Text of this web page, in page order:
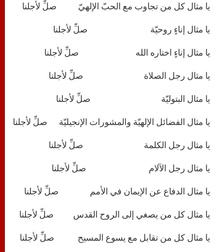
يا مثال كل من تجاوب مع الحبّ الإلهيّ صلِّ لأجلنا
يا مثال إناءٍ روحيّة صلِّ لأجلنا
يا مثال إناءٍ اختاره الله صلِّ لأجلنا
يا مثال رجل الصلاة صلِّ لأجلنا
يا مثال البتوليّة صلِّ لأجلنا
يا مثال الفضائل الإلهيّة والمشورات الإنجيليّة صلِّ لأجلنا
يا مثال رجل الكلمة صلِّ لأجلنا
يا مثال رجل الآلام صلِّ لأجلنا
يا مثال الدفاع عن الإيمان في الأمم صلِّ لأجلنا
يا مثال كل من يصغي إلى الروح القدس صلِّ لأجلنا
يا مثال كل من تقابل مع يسوع المسيح صلِّ لأجلنا